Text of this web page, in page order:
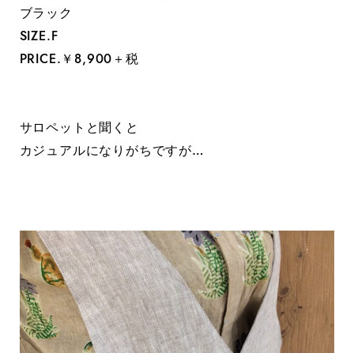
ブラック
SIZE.F
PRICE.￥8,900＋税
サロペットと聞くと
カジュアルになりがちですが…